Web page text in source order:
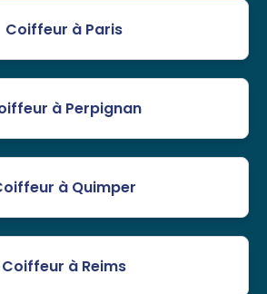
Coiffeur à Paris
à Perpignan
à Quimper
Coiffeur à Reims